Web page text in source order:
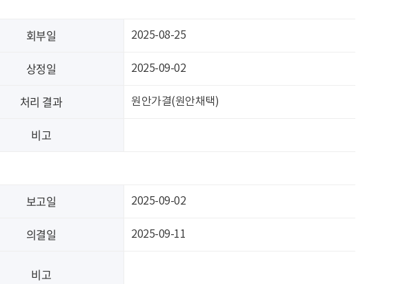
회부일 2025-08-25
상정일 2025-09-02
처리 결과 원안가결(원안채택)
비고
보고일 2025-09-02
의결일 2025-09-11
비고